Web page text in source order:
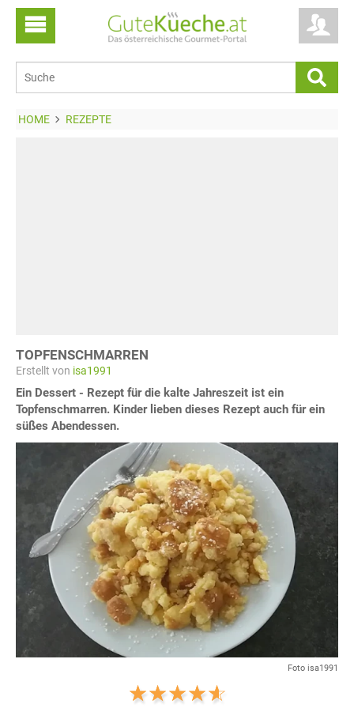
HOME REZEPTE
TOPFENSCHMARREN
Erstellt von isa1991
Ein Dessert - Rezept für die kalte Jahreszeit ist ein
Topfenschmarren. Kinder lieben dieses Rezept auch für ein
süßes Abendessen.
Foto isa1991